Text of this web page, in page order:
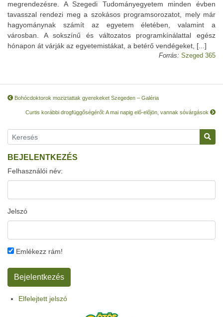
megrendezésre. A Szegedi Tudományegyetem minden évben
tavasszal rendezi meg a szokásos programsorozatot, mely már
hagyománynak számít az egyetem életében, valamint a
városban. A sokszínű és változatos programkínálattal egész
hónapon át várják az egyetemistákat, a betérő vendégeket, [...]
Forrás: Szeged 365
Bohócdoktorok moziztattak gyerekeket Szegeden – Galéria
Curtis korábbi drogfüggőségéről: A mai napig elő-előjön, vannak sóvárgások
BEJELENTKEZÉS
Felhasználói név:
Jelszó
Emlékezz rám!
Elfelejtett jelszó